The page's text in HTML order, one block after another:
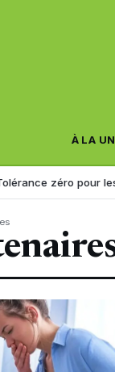
À LA
les chauffeurs :